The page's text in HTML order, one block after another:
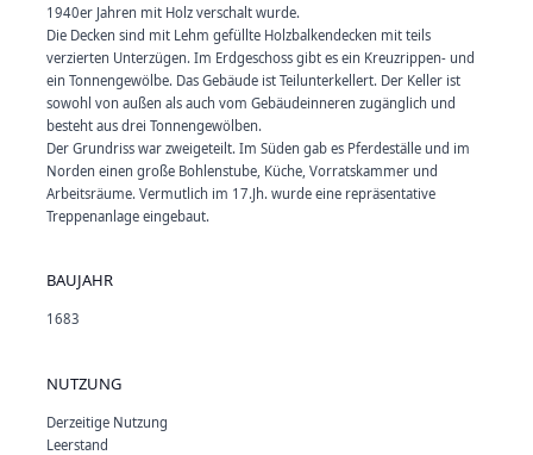
1940er Jahren mit Holz verschalt wurde.
Die Decken sind mit Lehm gefüllte Holzbalkendecken mit teils
verzierten Unterzügen. Im Erdgeschoss gibt es ein Kreuzrippen- und
ein Tonnengewölbe. Das Gebäude ist Teilunterkellert. Der Keller ist
sowohl von außen als auch vom Gebäudeinneren zugänglich und
besteht aus drei Tonnengewölben.
Der Grundriss war zweigeteilt. Im Süden gab es Pferdeställe und im
Norden einen große Bohlenstube, Küche, Vorratskammer und
Arbeitsräume. Vermutlich im 17.Jh. wurde eine repräsentative
Treppenanlage eingebaut.
BAUJAHR
1683
NUTZUNG
Derzeitige Nutzung
Leerstand